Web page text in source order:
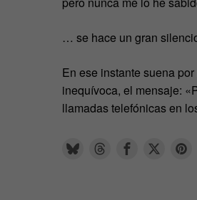
… se hace un gran
En ese instante suena
inequívoca, el mensaje:
llamadas telefónicas en